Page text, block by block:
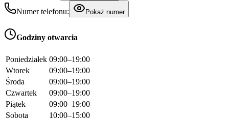
Numer telefonu: Pokaż numer
Godziny otwarcia
Poniedziałek 09:00–19:00
Wtorek
09:00–19:00
Środa
09:00–19:00
Czwartek
09:00–19:00
Piątek
09:00–19:00
Sobota
10:00–15:00